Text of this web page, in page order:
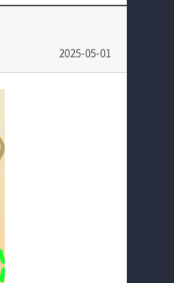
광고업계 회사소개
2025-05-01